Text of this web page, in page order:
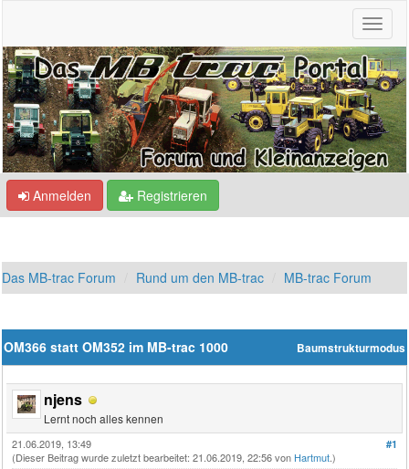
Anmelden Registrieren
Das MB-trac Forum Rund um den MB-trac MB-trac Forum
Baumstrukturmodus
OM366 statt OM352 im MB-trac 1000
njens
Lernt noch alles kennen
#1
21.06.2019, 13:49
(Dieser Beitrag wurde zuletzt bearbeitet: 21.06.2019, 22:56 von Hartmut.)